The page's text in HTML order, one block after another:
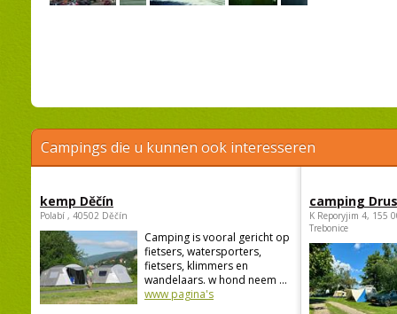
Campings die u kunnen ook interesseren
kemp Děčín
Polabí , 40502 Děčín
Camping is vooral gericht op
fietsers, watersporters,
fietsers, klimmers en
wandelaars. w hond neem ...
www pagina's
camping
K Reporyjim 4, 155
Trebonice